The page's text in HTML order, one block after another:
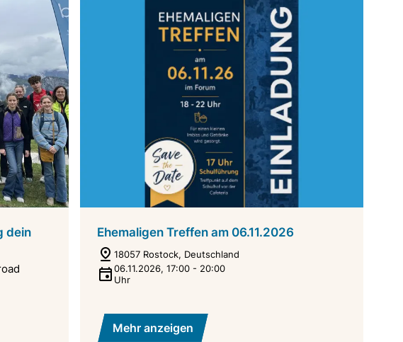
dein
Ehemaligen Treffen am 06.11.2026
18057 Rostock, Deutschland
06.11.2026, 17:00 - 20:00
Uhr
Mehr anzeigen